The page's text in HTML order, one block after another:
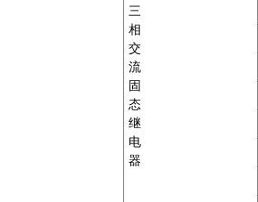
三
相
交
流
固
态
继
电
器